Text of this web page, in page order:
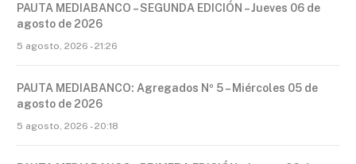
PAUTA MEDIABANCO – SEGUNDA EDICIÓN – Jueves 06 de
agosto de 2026
5 agosto, 2026 - 21:26
PAUTA MEDIABANCO: Agregados Nº 5 – Miércoles 05 de
agosto de 2026
5 agosto, 2026 - 20:18